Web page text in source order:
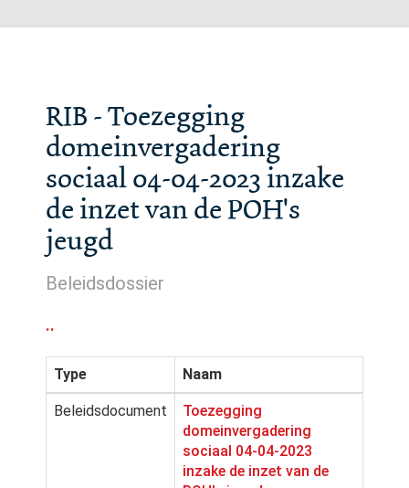
RIB - Toezegging
domeinvergadering
sociaal 04-04-2023 inzake
de inzet van de POH's
jeugd
Beleidsdossier
..
Type Naam
Beleidsdocument
Toezegging
domeinvergadering
sociaal 04-04-2023
inzake de inzet van de